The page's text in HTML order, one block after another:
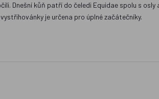
Dnešní kůň patří do čeledi Equidae spolu s
je určena pro úplné začátečníky.